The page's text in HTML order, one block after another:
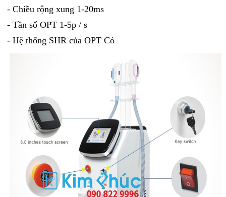
- Chiều rộng xung 1-20ms
- Tần số OPT 1-5p / s
- Hệ thống SHR của OPT Có